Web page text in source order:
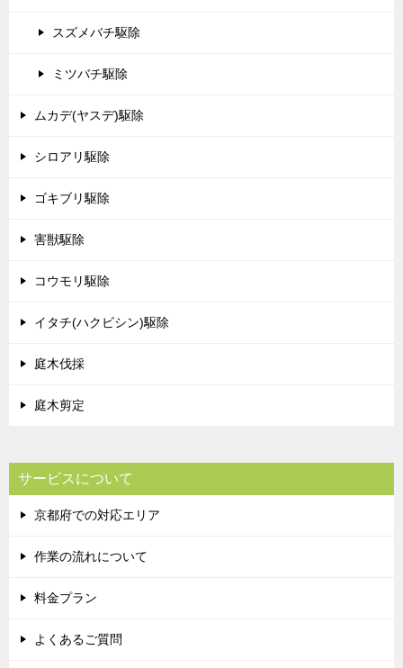
スズメバチ駆除
ミツバチ駆除
ムカデ(ヤスデ)駆除
シロアリ駆除
ゴキブリ駆除
害獣駆除
コウモリ駆除
イタチ(ハクビシン)駆除
庭木伐採
庭木剪定
サービスについて
京都府での対応エリア
作業の流れについて
料金プラン
よくあるご質問